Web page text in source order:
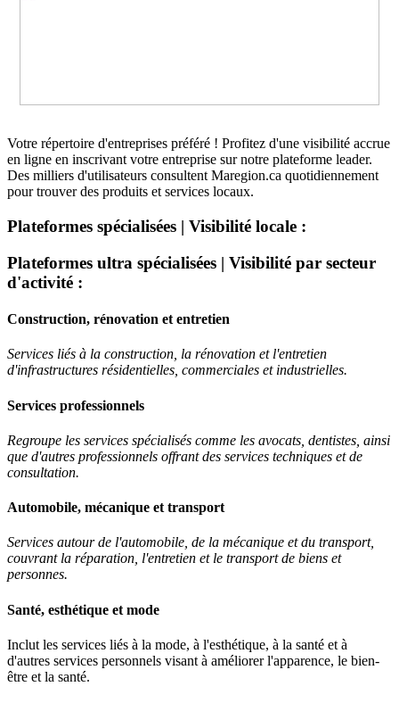
Votre répertoire d'entreprises préféré ! Profitez d'une visibilité accrue
en ligne en inscrivant votre entreprise sur notre plateforme leader.
Des milliers d'utilisateurs consultent Maregion.ca quotidiennement
pour trouver des produits et services locaux.
Plateformes spécialisées | Visibilité locale :
Plateformes ultra spécialisées | Visibilité par secteur
d'activité :
Construction, rénovation et entretien
Services liés à la construction, la rénovation et l'entretien
d'infrastructures résidentielles, commerciales et industrielles.
Services professionnels
Regroupe les services spécialisés comme les avocats, dentistes, ainsi
que d'autres professionnels offrant des services techniques et de
consultation.
Automobile, mécanique et transport
Services autour de l'automobile, de la mécanique et du transport,
couvrant la réparation, l'entretien et le transport de biens et
personnes.
Santé, esthétique et mode
Inclut les services liés à la mode, à l'esthétique, à la santé et à
d'autres services personnels visant à améliorer l'apparence, le bien-
être et la santé.